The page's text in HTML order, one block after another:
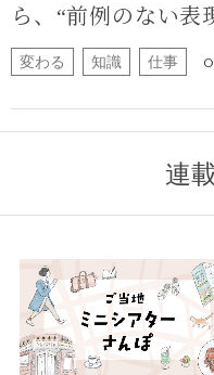
ら、“前例のない表
変わる 知識 仕事
連